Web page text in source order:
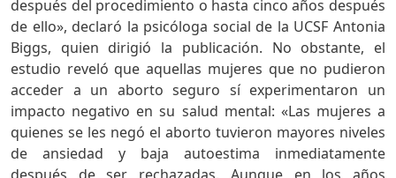
después del procedimiento o hasta cinco años después
de ello», declaró la psicóloga social de la UCSF Antonia
Biggs, quien dirigió la publicación. No obstante, el
estudio reveló que aquellas mujeres que no pudieron
acceder a un aborto seguro sí experimentaron un
impacto negativo en su salud mental: «Las mujeres a
quienes se les negó el aborto tuvieron mayores niveles
de ansiedad y baja autoestima inmediatamente